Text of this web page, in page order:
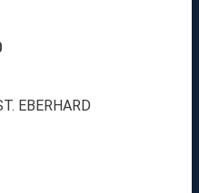
EBERHARD